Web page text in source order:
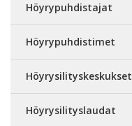
Höyrypuhdistajat
Höyrypuhdistimet
Höyrysilityskeskukset
Höyrysilityslaudat